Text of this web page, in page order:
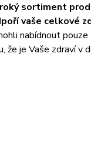
sortiment
vaše celkové
nabídnout
je Vaše zdraví v